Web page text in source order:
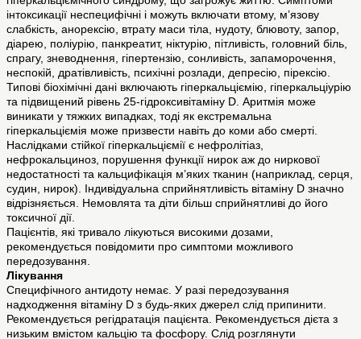
інтоксикації неспецифічні і можуть включати втому, м’язову
слабкість, анорексію, втрату маси тіла, нудоту, блювоту, запор,
діарею, поліурію, панкреатит, ніктурію, пітливість, головний біль,
спрагу, зневоднення, гіпертензію, сонливість, запаморочення,
неспокій, дратівливість, психічні розлади, депресію, пірексію.
Типові біохімічні дані включають гіперкальціємію, гіперкальціурію
та підвищений рівень 25-гідроксивітаміну D. Аритмія може
виникати у тяжких випадках, тоді як екстремальна
гіперкальціємія може призвести навіть до коми або смерті.
Наслідками стійкої гіперкальціємії є нефролітіаз,
нефрокальциноз, порушення функції нирок аж до ниркової
недостатності та кальцифікація м’яких тканин (наприклад, серця,
судин, нирок). Індивідуальна сприйнятливість вітаміну D значно
відрізняється. Немовлята та діти більш сприйнятливі до його
токсичної дії.
Пацієнтів, які тривало лікуються високими дозами,
рекомендується повідомити про симптоми можливого
передозування.
Лікування
Специфічного антидоту немає. У разі передозування
надходження вітаміну D з будь-яких джерел слід припинити.
Рекомендується регідратація пацієнта. Рекомендується дієта з
низьким вмістом кальцію та фосфору. Слід розглянути